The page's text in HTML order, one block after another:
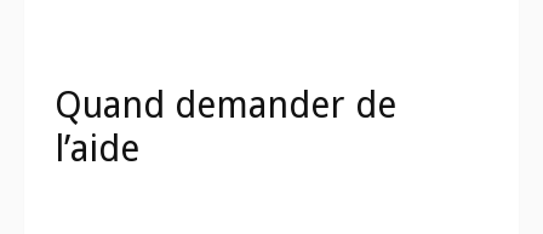
Quand demander de
l’aide